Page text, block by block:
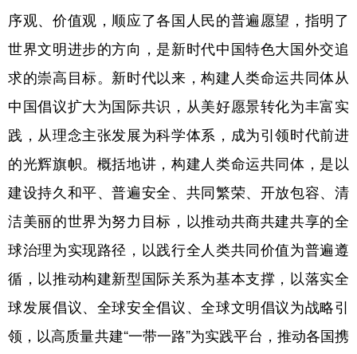
序观、价值观，顺应了各国人民的普遍愿望，指明了
世界文明进步的方向，是新时代中国特色大国外交追
求的崇高目标。新时代以来，构建人类命运共同体从
中国倡议扩大为国际共识，从美好愿景转化为丰富实
践，从理念主张发展为科学体系，成为引领时代前进
的光辉旗帜。概括地讲，构建人类命运共同体，是以
建设持久和平、普遍安全、共同繁荣、开放包容、清
洁美丽的世界为努力目标，以推动共商共建共享的全
球治理为实现路径，以践行全人类共同价值为普遍遵
循，以推动构建新型国际关系为基本支撑，以落实全
球发展倡议、全球安全倡议、全球文明倡议为战略引
领，以高质量共建“一带一路”为实践平台，推动各国携